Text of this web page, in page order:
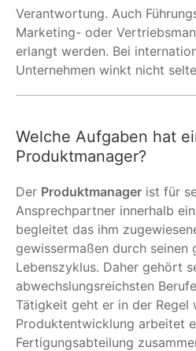
Verantwortung. Auch
Marketing- oder
erlangt werden. Bei
Unternehmen winkt nicht
Welche Aufgaben hat
Produktmanager?
Der Produktmanager ist für
Ansprechpartner innerhalb
begleitet das ihm
gewissermaßen durch seinen
Lebenszyklus. Daher gehört
abwechslungsreichsten
Tätigkeit geht er in der
Produktentwicklung arbeitet
Fertigungsabteilung